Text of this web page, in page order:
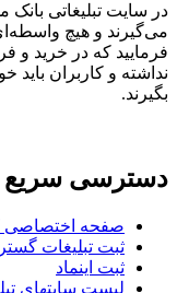
در سایت تبلیغاتی
می‌گیرند و هیچ
فرمایید که در خرید و
نداشته و کاربران باید
بگیرند.
دسترسی سریع
صفحه اختصاصی
ثبت تبلیغات
ثبت اینماد
لیست سایتهای